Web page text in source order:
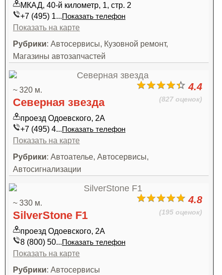
МКАД, 40-й километр, 1, стр. 2
+7 (495) 1...Показать телефон
Показать на карте
Рубрики: Автосервисы, Кузовной ремонт,
Магазины автозапчастей
4.4
(827 оценок)
~ 320 м.
Северная звезда
проезд Одоевского, 2А
+7 (495) 4...Показать телефон
Показать на карте
Рубрики: Автоателье, Автосервисы,
Автосигнализации
4.8
(195 оценок)
~ 330 м.
SilverStone F1
проезд Одоевского, 2А
8 (800) 50...Показать телефон
Показать на карте
Рубрики: Автосервисы